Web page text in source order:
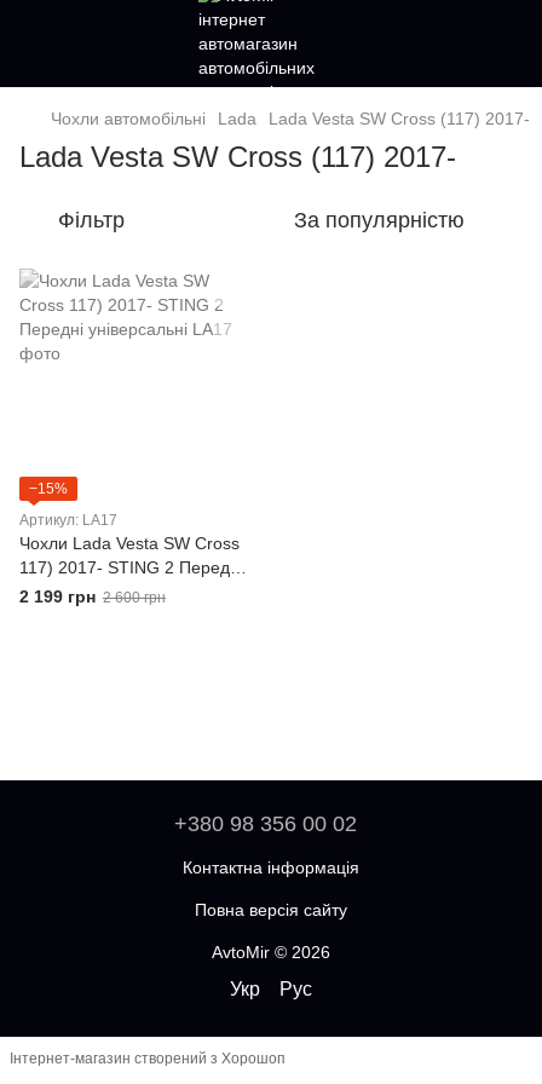
Чохли автомобільні Lada Lada Vesta SW Cross (117) 2017-
Lada Vesta SW Cross (117) 2017-
Фільтр За популярністю
−15%
Артикул: LA17
Чохли Lada Vesta SW Cross
117) 2017- STING 2 Передні
універсальні
2 199 грн 2 600 грн
+380 98 356 00 02
Контактна інформація
Повна версія сайту
AvtoMir © 2026
Укр Рус
Інтернет-магазин створений з Хорошоп